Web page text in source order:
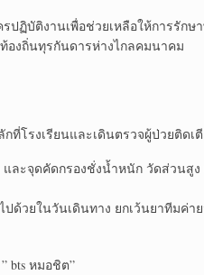
ฏิบัติงานเพื่อช่วยเหลือให้การรักษ
งถิ่นทุรกันดารห่างไกลคมนาคม
โรงเรียน​และเดินตรวจผู้ป่วย​ติด
และจุดคัดกรอง​ชั่งน้ำหนัก​ วัดส่วนสู
ด้วยในวันเดินทาง ยกเว้นยาทีมค่า
bts หมอ​ชิต”